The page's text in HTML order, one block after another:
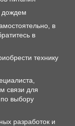
дождем
в
в
технику
связи для
выбору
разработок и